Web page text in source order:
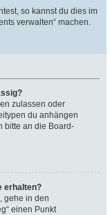
so kannst du dies im
verwalten“ machen.
zulassen oder
du anhängen
bitte an die Board-
erhalten?
gehe in den
einen Punkt